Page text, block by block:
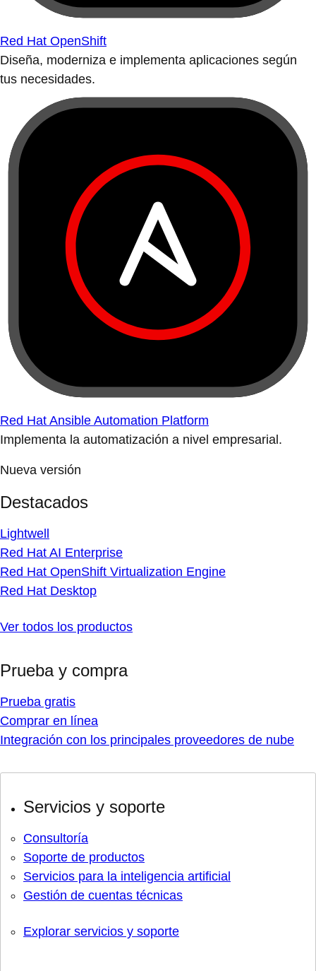
Red Hat OpenShift
Diseña, moderniza e implementa aplicaciones según
tus necesidades.
Red Hat Ansible Automation Platform
Implementa la automatización a nivel empresarial.
Nueva versión
Destacados
Lightwell
Red Hat AI Enterprise
Red Hat OpenShift Virtualization Engine
Red Hat Desktop
Ver todos los productos
Prueba y compra
Prueba gratis
Comprar en línea
Integración con los principales proveedores de nube
Servicios y soporte
Consultoría
Soporte de productos
Servicios para la inteligencia artificial
Gestión de cuentas técnicas
Explorar servicios y soporte